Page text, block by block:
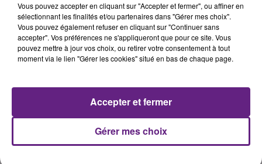
un ressortissant allemand qui
pratiquait le culturisme dans
l'agglomération chalonnaise. Il
pourrait avoir un lien avec la mort
retrouvée morte en 1986 dans un
Publié : 28 juin 2016 à 5h52 par 45
Vous pouvez accepter en cliquant sur "Accepter et fermer", ou affiner en
sélectionnant les finalités et/ou partenaires dans "Gérer mes choix".
Vous pouvez également refuser en cliquant sur "Continuer sans
accepter". Vos préférences ne s'appliqueront que pour ce site. Vous
pouvez mettre à jour vos choix, ou retirer votre consentement à tout
moment via le lien "Gérer les cookies" situé en bas de chaque page.
Gérer mes choix
Accepter et fermer